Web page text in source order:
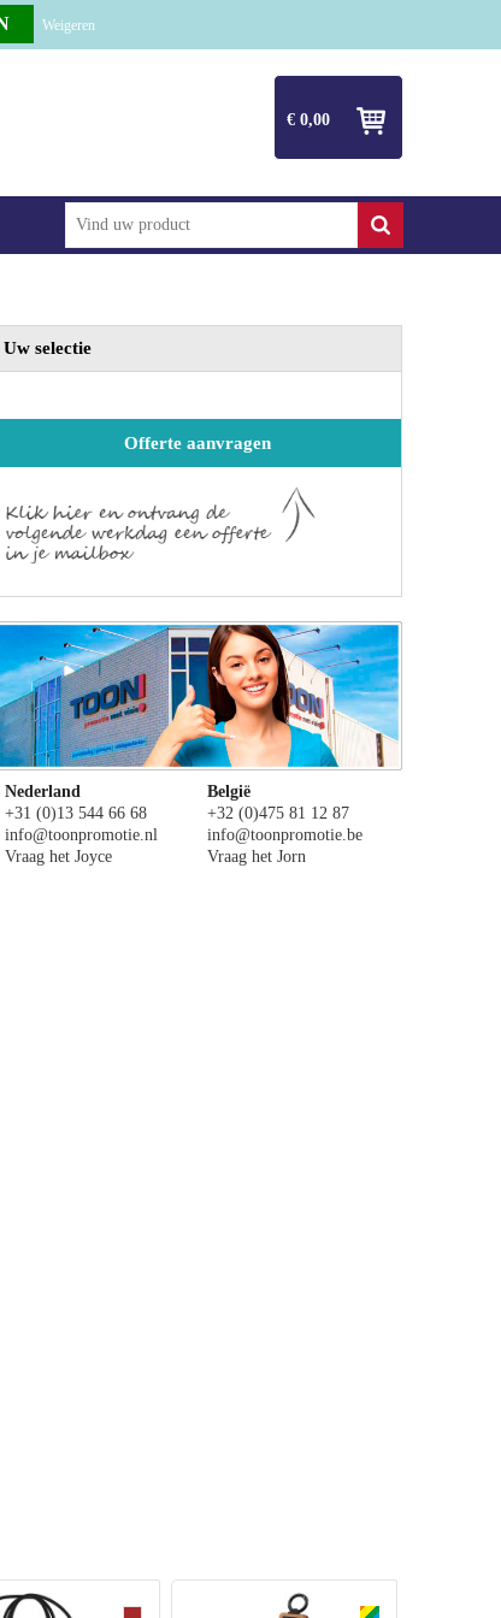
€ 0,00
Uw selectie
Offerte aanvragen
Nederland
+31 (0)13 544 66 68
info@toonpromotie.nl
Vraag het Joyce
België
+32 (0)475 81 12 87
info@toonpromotie.be
Vraag het Jorn
Weigeren